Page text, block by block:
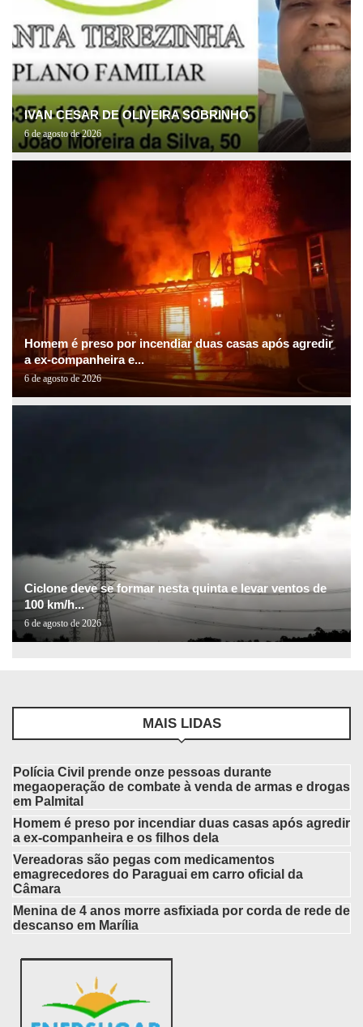
IVAN CESAR DE OLIVEIRA SOBRINHO
6 de agosto de 2026
Homem é preso por incendiar duas casas após agredir
a ex-companheira e...
6 de agosto de 2026
Ciclone deve se formar nesta quinta e levar ventos de
100 km/h...
6 de agosto de 2026
MAIS LIDAS
Polícia Civil prende onze pessoas durante
megaoperação de combate à venda de armas e drogas
em Palmital
Homem é preso por incendiar duas casas após agredir
a ex-companheira e os filhos dela
Vereadoras são pegas com medicamentos
emagrecedores do Paraguai em carro oficial da
Câmara
Menina de 4 anos morre asfixiada por corda de rede de
descanso em Marília